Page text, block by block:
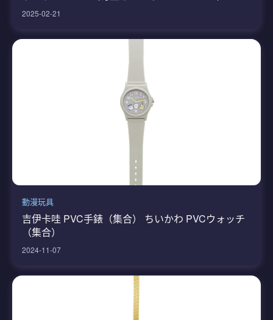
2025-02-21
動漫玩具
吉伊卡哇 PVC手錶（集合） ちいかわ PVCウォッチ
（集合）
2024-11-07